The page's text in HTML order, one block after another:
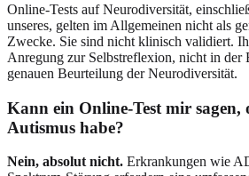
Online-Tests auf Neurodiversität,
unseres, gelten im Allgemeinen nicht als
Zwecke. Sie sind nicht klinisch validiert.
Anregung zur Selbstreflexion, nicht in der
genauen Beurteilung der Neurodiversität.
Kann ein Online-Test mir sagen,
Autismus habe?
Nein, absolut nicht. Erkrankungen wie